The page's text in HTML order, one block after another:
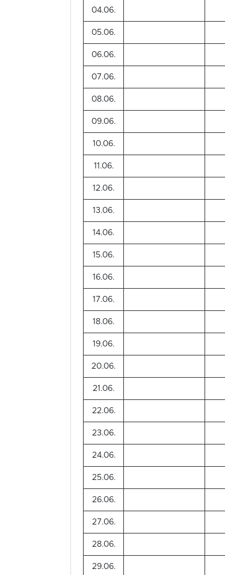
04.06.
05.06.
06.06.
07.06.
08.06.
09.06.
10.06.
11.06.
12.06.
13.06.
14.06.
15.06.
16.06.
17.06.
18.06.
19.06.
20.06.
21.06.
22.06.
23.06.
24.06.
25.06.
26.06.
27.06.
28.06.
29.06.